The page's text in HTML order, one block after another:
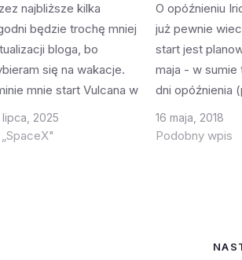
najbliższe kilka
będzie trochę mniej
bloga, bo
się na wakacje.
mnie start Vulcana w
konfiguracji
SRB), ominie mnie
lipca, 2025
O opóźnieniu
już pewnie
start jest
maja - w sumie
dni opóźnienia
planowano 19
Powodem są
16 maja, 2018
Podobny wpis